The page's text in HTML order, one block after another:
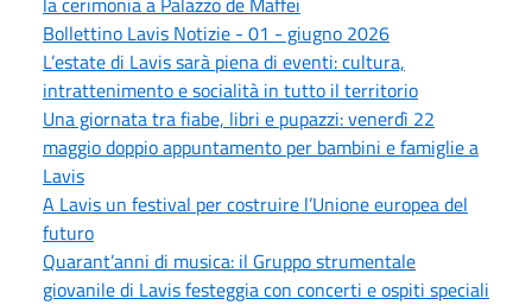
Bollettino Lavis Notizie - 01 - giugno 2026
L’estate di Lavis sarà piena di eventi: cultura,
intrattenimento e socialità in tutto il territorio
Una giornata tra fiabe, libri e pupazzi: venerdì 22
maggio doppio appuntamento per bambini e famiglie a
Lavis
A Lavis un festival per costruire l’Unione europea del
futuro
Quarant’anni di musica: il Gruppo strumentale
giovanile di Lavis festeggia con concerti e ospiti speciali